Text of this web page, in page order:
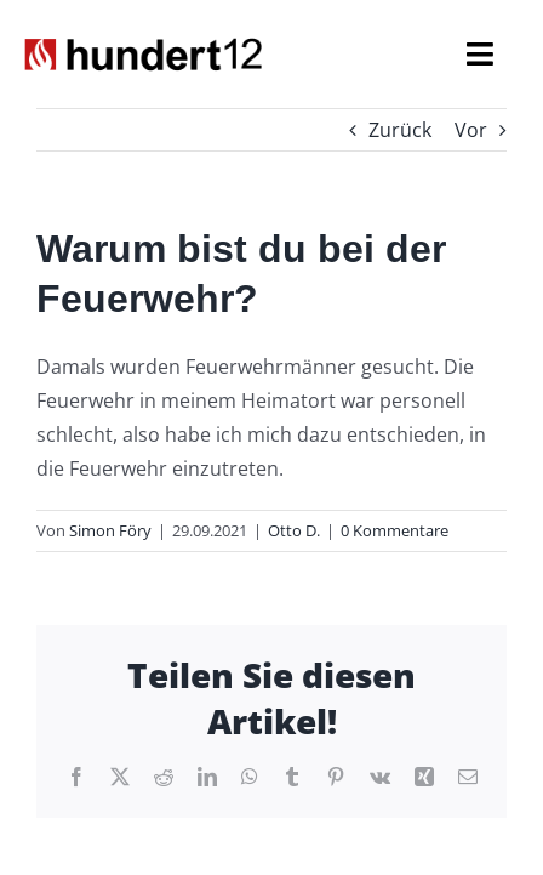
Inhalt
Spezialaufgaben
Nachwuchs
Zurück Vor
Warum bist du bei der
Feuerwehr?
Damals wurden Feuerwehrmänner gesucht. Die
Feuerwehr in meinem Heimatort war personell
schlecht, also habe ich mich dazu entschieden, in
die Feuerwehr einzutreten.
Von Simon Föry | 29.09.2021 | Otto D. | 0 Kommentare
Teilen Sie diesen
Artikel!
Facebook
X RedditLinkedInWhatsApp
TumblrPinterest
Vk Xing E-